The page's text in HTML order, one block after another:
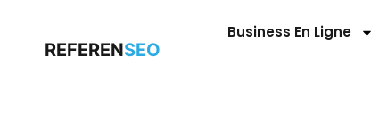
REFERENSEO
Business En Ligne